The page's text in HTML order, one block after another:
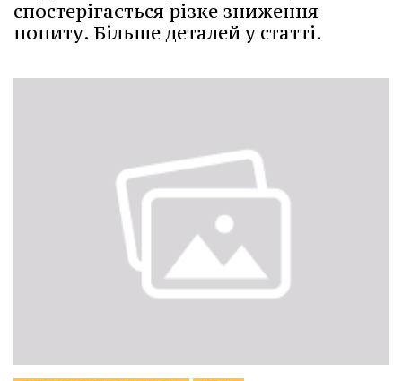
спостерігається різке зниження
попиту. Більше деталей у статті.